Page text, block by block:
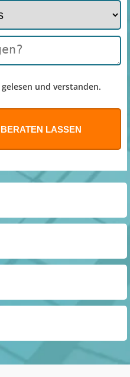
gelesen und verstanden.